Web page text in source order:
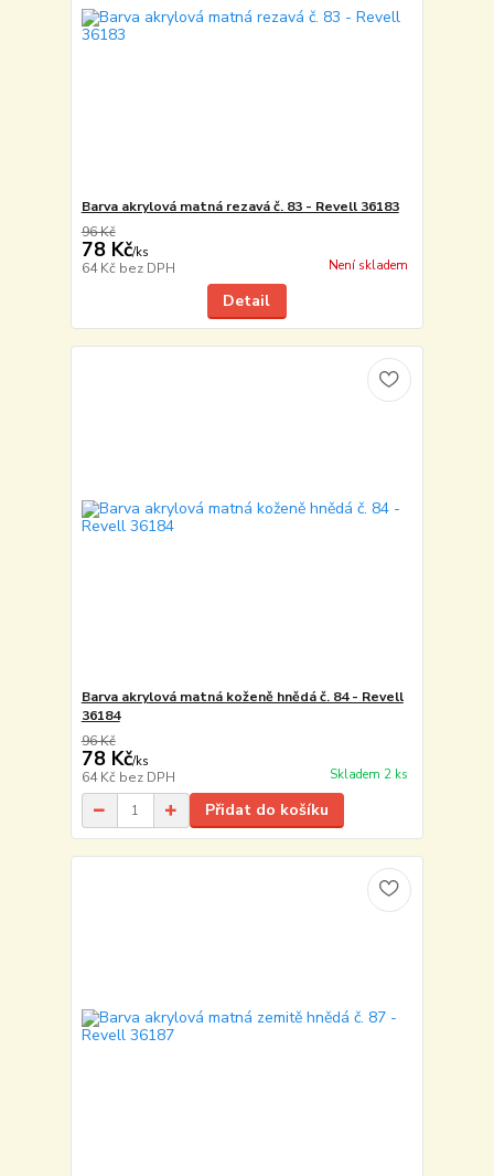
Barva akrylová matná rezavá č. 83 - Revell 36183
96 Kč
78 Kč/ks
64 Kč bez DPH Není skladem
Detail
Barva akrylová matná koženě hnědá č. 84 - Revell
36184
96 Kč
78 Kč/ks
64 Kč bez DPH Skladem 2 ks
Přidat do košíku